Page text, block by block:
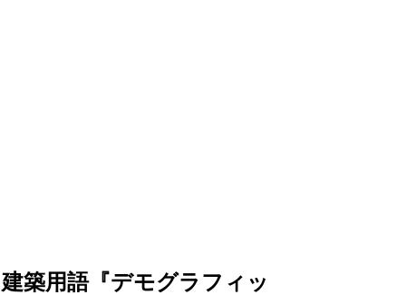
建築用語『デモグラフィッ